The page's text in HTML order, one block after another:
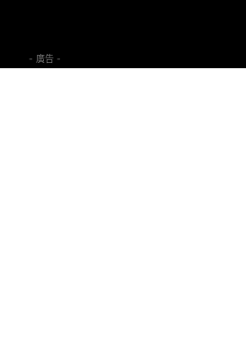
- 廣告 -